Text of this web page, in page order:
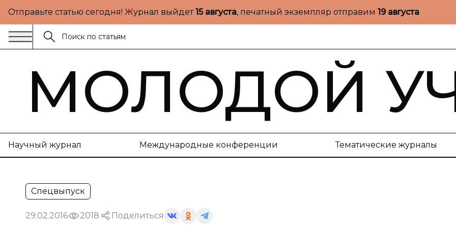
Отправьте статью сегодня! Журнал выйдет15 августа, печатный экземпляр отправим 19 августа
МОЛОДОЙ
Научный журнал Международные конференции Тематические журналы
Спецвыпуск
29.02.2016 2018 Поделиться